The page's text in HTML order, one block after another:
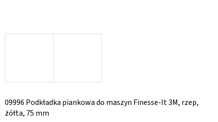
09996 Podkładka piankowa do maszyn Finesse-It 3M, rzep,
żółta, 75 mm